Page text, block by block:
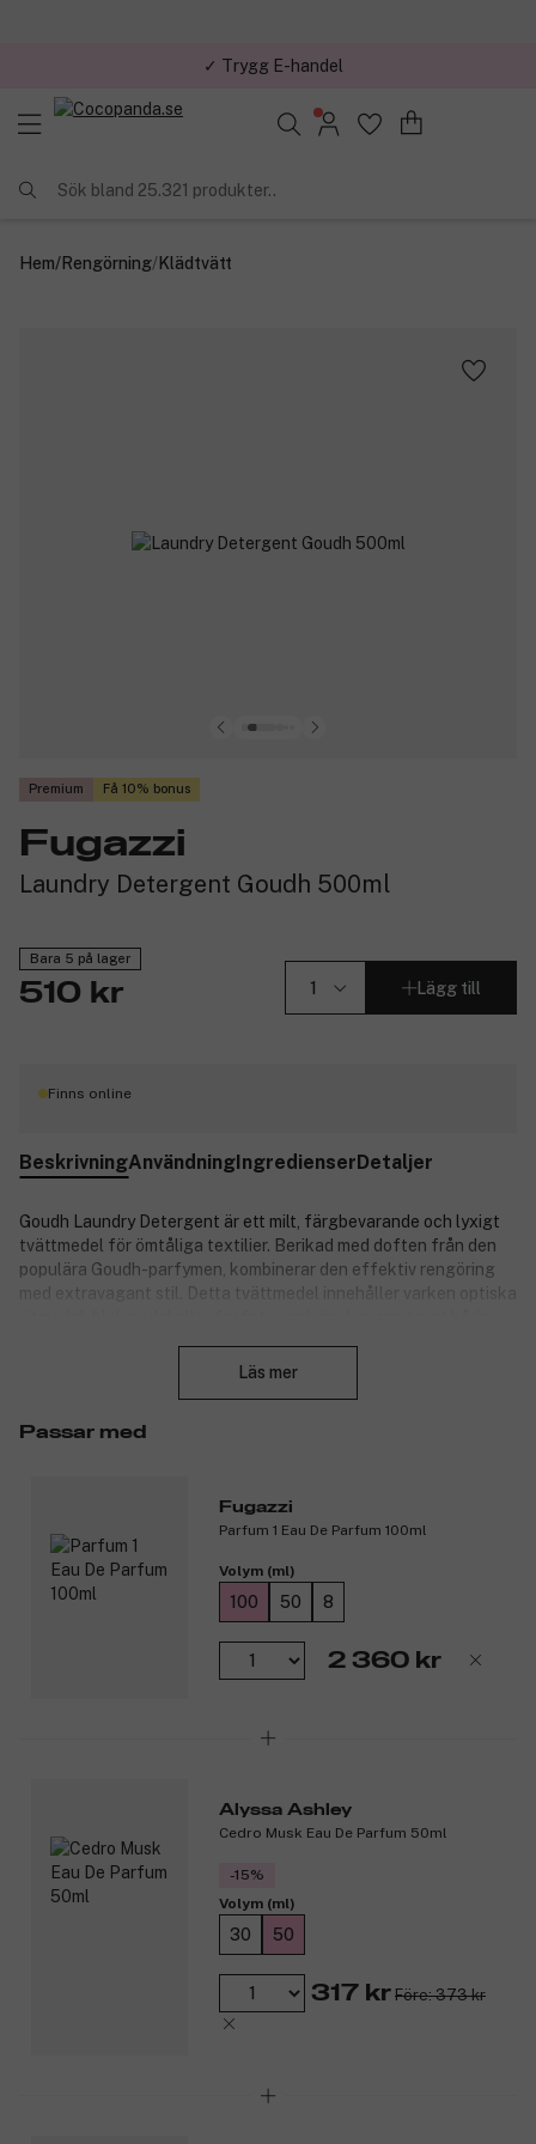
✓ Trygg E-handel
Sök bland 25.321 produkter..
Hem/Rengörning/Klädtvätt
Premium Få 10% bonus
Fugazzi
Laundry Detergent Goudh 500ml
Bara 5 på lager
510 kr Lägg till
Finns online
BeskrivningAnvändningIngredienserDetaljer
Goudh Laundry Detergent är ett milt, färgbevarande och lyxigt
tvättmedel för ömtåliga textilier. Berikad med doften från den
populära Goudh-parfymen, kombinerar den effektiv rengöring
med extravagant stil. Detta tvättmedel innehåller varken optiska
förhindra grånad, färgblödning och avlagringar, samtidigt som
Läs mer
Passar med
Fugazzi
Parfum 1 Eau De Parfum 100ml
Volym (ml)
100 50 8
2 360 kr
Alyssa Ashley
Cedro Musk Eau De Parfum 50ml
-15%
Volym (ml)
30 50
317 kr Före: 373 kr